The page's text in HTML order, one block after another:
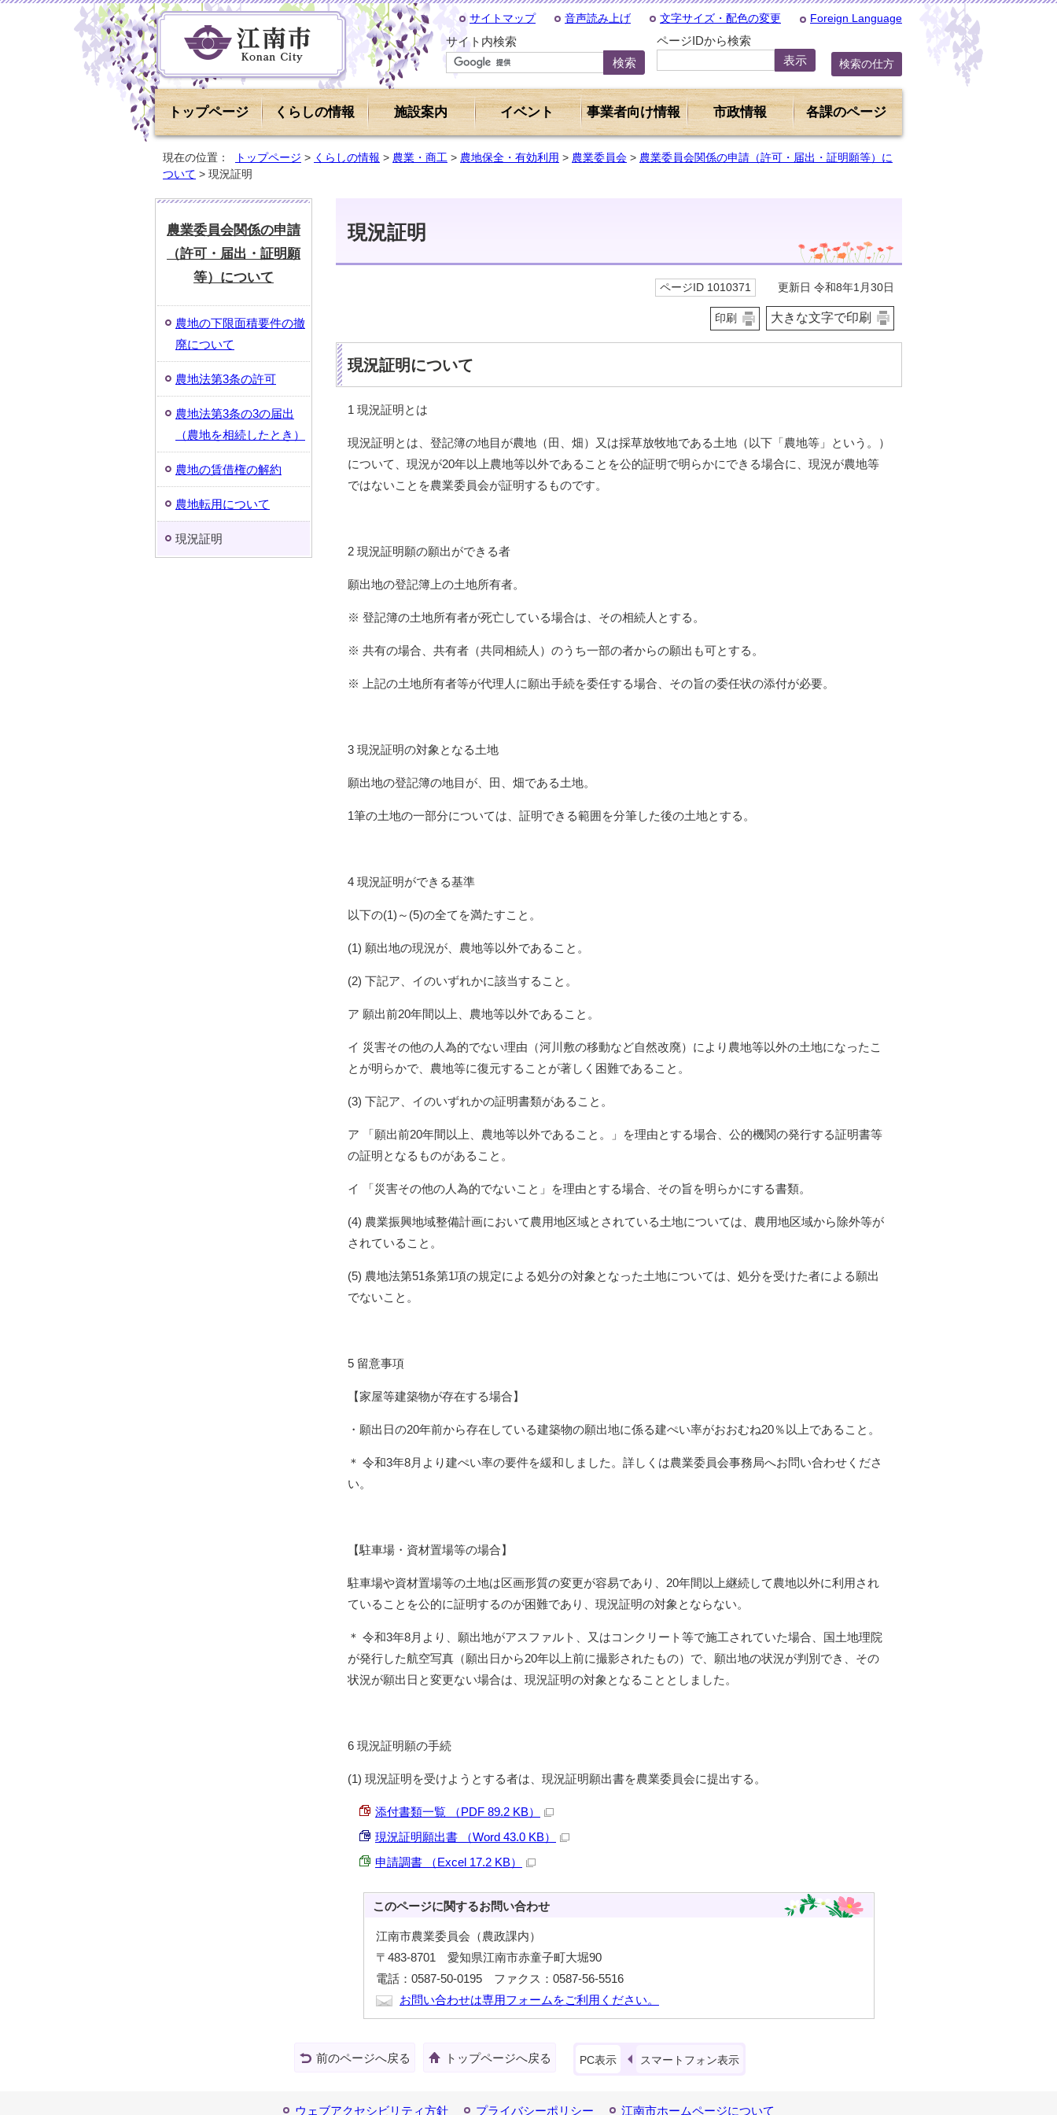
サイトマップ 音声読み上げ 文字サイズ・配色の変更 Foreign Language
サイト内検索 ページIDから検索
検索の仕方
トップページ くらしの情報 施設案内 イベント 事業者向け情報 市政情報 各課のページ
現在の位置： トップページ > くらしの情報 > 農業・商工 > 農地保全・有効利用 > 農業委員会 > 農業委員会関係の申請（許可・届出・証明願等）に
ついて > 現況証明
現況証明
ページID 1010371 更新日 令和8年1月30日
印刷 大きな文字で印刷
現況証明について
1 現況証明とは
現況証明とは、登記簿の地目が農地（田、畑）又は採草放牧地である土地（以下「農地等」という。）
について、現況が20年以上農地等以外であることを公的証明で明らかにできる場合に、現況が農地等
ではないことを農業委員会が証明するものです。
2 現況証明願の願出ができる者
願出地の登記簿上の土地所有者。
※ 登記簿の土地所有者が死亡している場合は、その相続人とする。
※ 共有の場合、共有者（共同相続人）のうち一部の者からの願出も可とする。
※ 上記の土地所有者等が代理人に願出手続を委任する場合、その旨の委任状の添付が必要。
3 現況証明の対象となる土地
願出地の登記簿の地目が、田、畑である土地。
1筆の土地の一部分については、証明できる範囲を分筆した後の土地とする。
4 現況証明ができる基準
以下の(1)～(5)の全てを満たすこと。
(1) 願出地の現況が、農地等以外であること。
(2) 下記ア、イのいずれかに該当すること。
ア 願出前20年間以上、農地等以外であること。
イ 災害その他の人為的でない理由（河川敷の移動など自然改廃）により農地等以外の土地になったこ
とが明らかで、農地等に復元することが著しく困難であること。
(3) 下記ア、イのいずれかの証明書類があること。
ア 「願出前20年間以上、農地等以外であること。」を理由とする場合、公的機関の発行する証明書等
の証明となるものがあること。
イ 「災害その他の人為的でないこと」を理由とする場合、その旨を明らかにする書類。
(4) 農業振興地域整備計画において農用地区域とされている土地については、農用地区域から除外等が
されていること。
(5) 農地法第51条第1項の規定による処分の対象となった土地については、処分を受けた者による願出
でないこと。
5 留意事項
【家屋等建築物が存在する場合】
・願出日の20年前から存在している建築物の願出地に係る建ぺい率がおおむね20％以上であること。
＊ 令和3年8月より建ぺい率の要件を緩和しました。詳しくは農業委員会事務局へお問い合わせくださ
い。
【駐車場・資材置場等の場合】
駐車場や資材置場等の土地は区画形質の変更が容易であり、20年間以上継続して農地以外に利用され
ていることを公的に証明するのが困難であり、現況証明の対象とならない。
＊ 令和3年8月より、願出地がアスファルト、又はコンクリート等で施工されていた場合、国土地理院
が発行した航空写真（願出日から20年以上前に撮影されたもの）で、願出地の状況が判別でき、その
状況が願出日と変更ない場合は、現況証明の対象となることとしました。
6 現況証明願の手続
(1) 現況証明を受けようとする者は、現況証明願出書を農業委員会に提出する。
添付書類一覧 （PDF 89.2 KB）
現況証明願出書 （Word 43.0 KB）
申請調書 （Excel 17.2 KB）
このページに関するお問い合わせ
江南市農業委員会（農政課内）
〒483-8701 愛知県江南市赤童子町大堀90
電話：0587-50-0195 ファクス：0587-56-5516
お問い合わせは専用フォームをご利用ください。
農業委員会関係の申請
（許可・届出・証明願
等）について
農地の下限面積要件の撤
廃について
農地法第3条の許可
農地法第3条の3の届出
（農地を相続したとき）
農地の賃借権の解約
農地転用について
現況証明
前のページへ戻る トップページへ戻る PC表示 スマートフォン表示
ウェブアクセシビリティ方針 プライバシーポリシー 江南市ホームページについて